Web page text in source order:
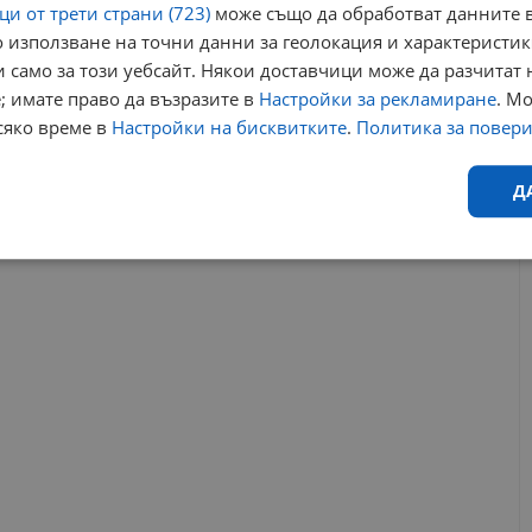
системни процеси и известия. Функцията "Cast My
мобилни приложения от свързан телефон върху екрана на
РЕКЛАМА
от трети страни (723) може също да обработват данните
на точни данни за геолокация и
за този уебсайт. Някои доставчици може да разчитат
имате право да възразите в Настройки за рекламиране.
време в Настройки на бисквитките. Политика за
Ефективност Таргетиране Функционалност